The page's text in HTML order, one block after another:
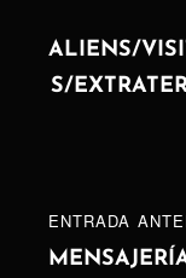
ENTRADA
ANTERIOR
ENTRADA
ALIENS/
S/